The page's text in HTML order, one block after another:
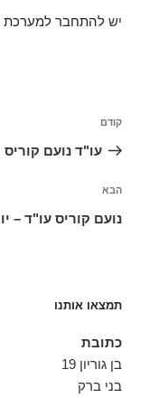
יש להתחבר למערכת
הפוסט
הקודם
קודם
עו"ד נועם
הפוסט
הבא
הבא
נועם קוריס עו"ד –
תמצאו אותנו
כתובת
בן גוריון 19
בני ברק